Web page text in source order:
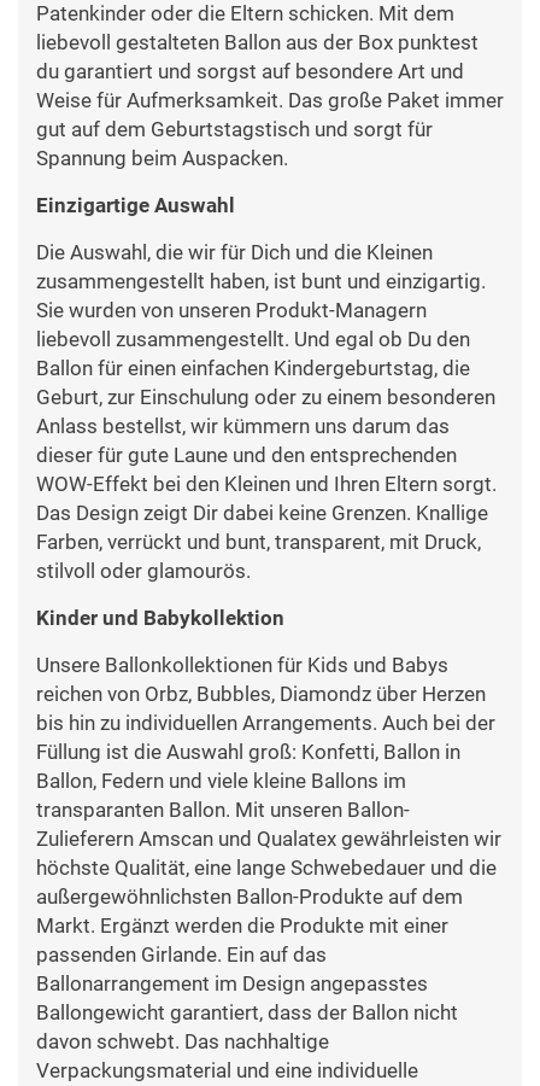
Patenkinder oder die Eltern schicken. Mit dem
liebevoll gestalteten Ballon aus der Box punktest
du garantiert und sorgst auf besondere Art und
Weise für Aufmerksamkeit. Das große Paket immer
gut auf dem Geburtstagstisch und sorgt für
Spannung beim Auspacken.
Einzigartige Auswahl
Die Auswahl, die wir für Dich und die Kleinen
zusammengestellt haben, ist bunt und einzigartig.
Sie wurden von unseren Produkt-Managern
liebevoll zusammengestellt. Und egal ob Du den
Ballon für einen einfachen Kindergeburtstag, die
Geburt, zur Einschulung oder zu einem besonderen
Anlass bestellst, wir kümmern uns darum das
dieser für gute Laune und den entsprechenden
WOW-Effekt bei den Kleinen und Ihren Eltern sorgt.
Das Design zeigt Dir dabei keine Grenzen. Knallige
Farben, verrückt und bunt, transparent, mit Druck,
stilvoll oder glamourös.
Kinder und Babykollektion
Unsere Ballonkollektionen für Kids und Babys
reichen von Orbz, Bubbles, Diamondz über Herzen
bis hin zu individuellen Arrangements. Auch bei der
Füllung ist die Auswahl groß: Konfetti, Ballon in
Ballon, Federn und viele kleine Ballons im
transparanten Ballon. Mit unseren Ballon-
Zulieferern Amscan und Qualatex gewährleisten wir
höchste Qualität, eine lange Schwebedauer und die
außergewöhnlichsten Ballon-Produkte auf dem
Markt. Ergänzt werden die Produkte mit einer
passenden Girlande. Ein auf das
Ballonarrangement im Design angepasstes
Ballongewicht garantiert, dass der Ballon nicht
davon schwebt. Das nachhaltige
Verpackungsmaterial und eine individuelle